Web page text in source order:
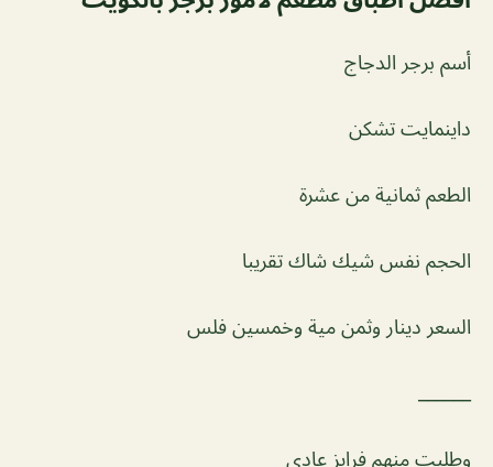
أسم برجر الدجاج
داينمايت تشكن
الطعم ثمانية من عشرة
الحجم نفس شيك شاك تقريبا
السعر دينار وثمن مية وخمسين فلس
وطلبت منهم فرايز عادي